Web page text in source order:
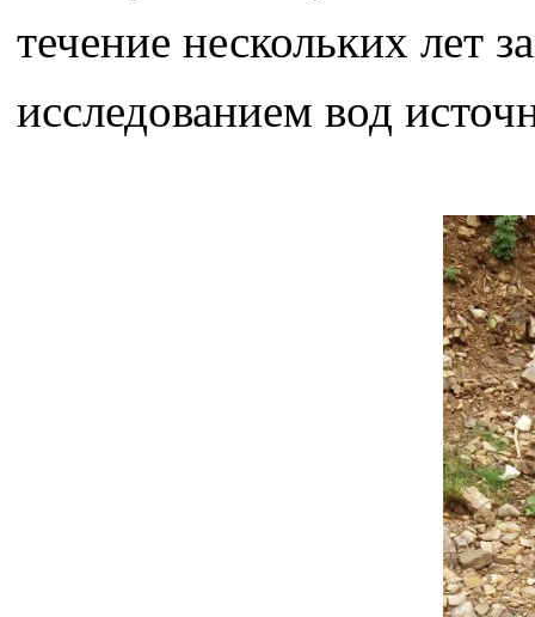
течение нескольких лет
исследованием вод